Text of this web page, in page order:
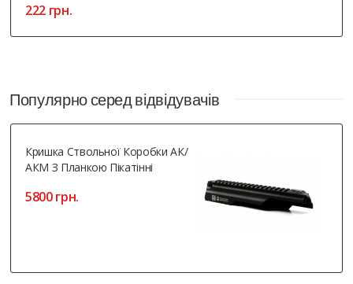
222 грн.
Популярно серед відвідувачів
Кришка Ствольної Коробки АК/
АКМ З Планкою Пікатінні
5800 грн.